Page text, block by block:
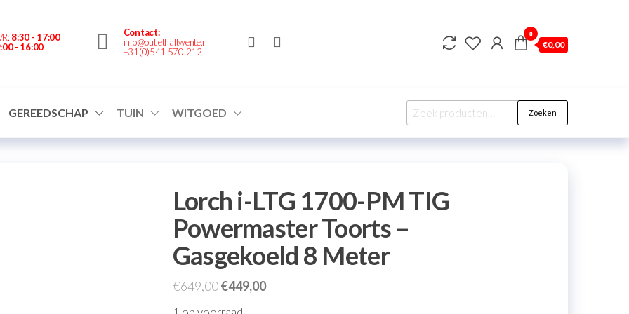
8:30 - 17:00
- 16:00
Contact:
info@outlethaltwente.nl
+31(0)541 570 212
0
€0,00
GEREEDSCHAP TUIN WITGOED Zoeken
Lorch i-LTG 1700-PM TIG
Powermaster Toorts –
Gasgekoeld 8 Meter
€649,00€449,00